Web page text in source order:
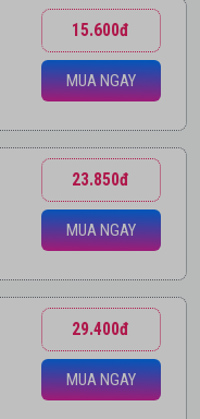
15.600đ
MUA NGAY
23.850đ
MUA NGAY
29.400đ
MUA NGAY